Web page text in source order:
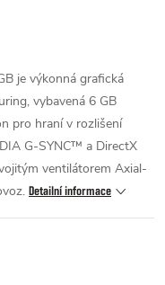
je výkonná grafická
vybavená 6 GB
pro hraní v rozlišení
G-SYNC™ a DirectX
ventilátorem Axial-
Detailní informace